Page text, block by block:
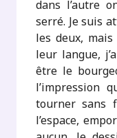
dans l’autre
serré. Je suis
les deux,
leur langue,
être le
l’impression
tourner sans
l’espace,